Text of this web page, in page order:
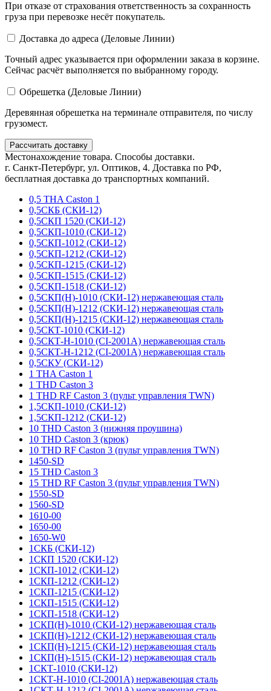
При отказе от страхования ответственность за сохранность
груза при перевозке несёт покупатель.
Доставка до адреса (Деловые Линии)
Точный адрес указывается при оформлении заказа в корзине.
Сейчас расчёт выполняется по выбранному городу.
Обрешетка (Деловые Линии)
Деревянная обрешетка на терминале отправителя, по числу
грузомест.
Рассчитать доставку
Местонахождение товара. Способы доставки.
г. Санкт-Петербург, ул. Оптиков, 4. Доставка по РФ,
бесплатная доставка до транспортных компаний.
0,5 THA Caston 1
0,5СКБ (СКИ-12)
0,5СКП 1520 (СКИ-12)
0,5СКП-1010 (СКИ-12)
0,5СКП-1012 (СКИ-12)
0,5СКП-1212 (СКИ-12)
0,5СКП-1215 (СКИ-12)
0,5СКП-1515 (СКИ-12)
0,5СКП-1518 (СКИ-12)
0,5СКП(Н)-1010 (СКИ-12) нержавеющая сталь
0,5СКП(Н)-1212 (СКИ-12) нержавеющая сталь
0,5СКП(Н)-1215 (СКИ-12) нержавеющая сталь
0,5СКТ-1010 (СКИ-12)
0,5СКТ-Н-1010 (CI-2001A) нержавеющая сталь
0,5СКТ-Н-1212 (CI-2001A) нержавеющая сталь
0,5СКУ (СКИ-12)
1 THA Caston 1
1 THD Caston 3
1 THD RF Caston 3 (пульт управления TWN)
1,5СКП-1010 (СКИ-12)
1,5СКП-1212 (СКИ-12)
10 THD Caston 3 (нижняя проушина)
10 THD Caston 3 (крюк)
10 THD RF Caston 3 (пульт управления TWN)
1450-SD
15 THD Caston 3
15 THD RF Caston 3 (пульт управления TWN)
1550-SD
1560-SD
1610-00
1650-00
1650-W0
1СКБ (СКИ-12)
1СКП 1520 (СКИ-12)
1СКП-1012 (СКИ-12)
1СКП-1212 (СКИ-12)
1СКП-1215 (СКИ-12)
1СКП-1515 (СКИ-12)
1СКП-1518 (СКИ-12)
1СКП(Н)-1010 (СКИ-12) нержавеющая сталь
1СКП(Н)-1212 (СКИ-12) нержавеющая сталь
1СКП(Н)-1215 (СКИ-12) нержавеющая сталь
1СКП(Н)-1515 (СКИ-12) нержавеющая сталь
1СКТ-1010 (СКИ-12)
1СКТ-Н-1010 (CI-2001A) нержавеющая сталь